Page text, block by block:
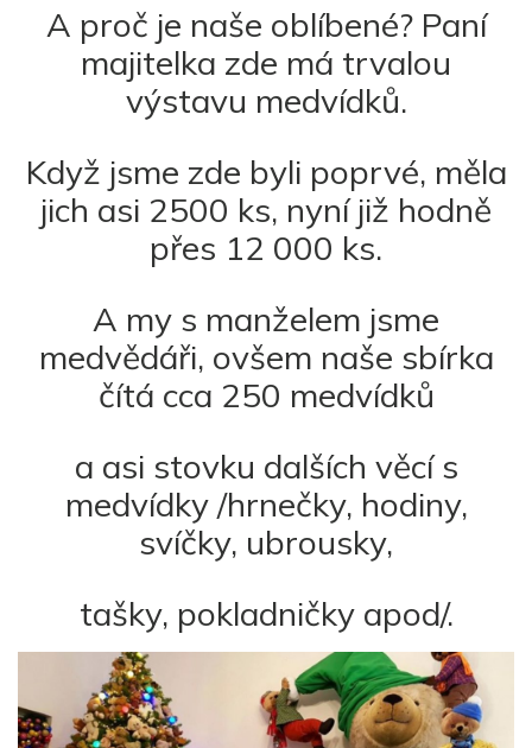
A proč je naše oblíbené? Paní
majitelka zde má trvalou
výstavu medvídků.
Když jsme zde byli poprvé, měla
jich asi 2500 ks, nyní již hodně
přes 12 000 ks.
A my s manželem jsme
medvědáři, ovšem naše sbírka
čítá cca 250 medvídků
a asi stovku dalších věcí s
medvídky /hrnečky, hodiny,
svíčky, ubrousky,
tašky, pokladničky apod/.